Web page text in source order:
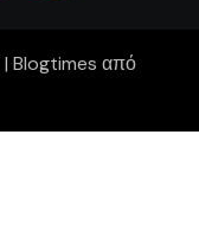
| Blogtimes από